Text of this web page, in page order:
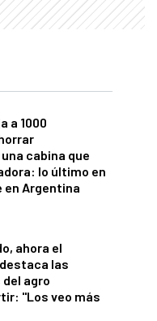
a 1000
cabina que
lo último en
en Argentina
ahora el
las
agro
"Los veo más